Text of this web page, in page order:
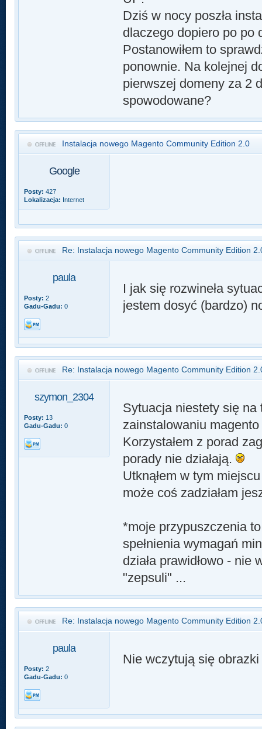
Dziś w nocy poszła
dlaczego dopiero po po
Postanowiłem to
ponownie. Na kolejnej
pierwszej domeny za 2
spowodowane?
Instalacja nowego Magento Community Edition 2.0
Google
Posty: 427
Lokalizacja: Internet
Re: Instalacja nowego Magento Community Edition
paula
Posty: 2
Gadu-Gadu: 0
I jak się rozwineła
jestem dosyć (bardzo)
Re: Instalacja nowego Magento Community Edition
szymon_2304
Posty: 13
Gadu-Gadu: 0
Sytuacja niestety się na
zainstalowaniu
Korzystałem z porad
porady nie działają.
Utknąłem w tym
może coś zadziałam
*moje przypuszczenia
spełnienia wymagań
działa prawidłowo -
"zepsuli" ...
Re: Instalacja nowego Magento Community Edition
paula
Posty: 2
Gadu-Gadu: 0
Nie wczytują się